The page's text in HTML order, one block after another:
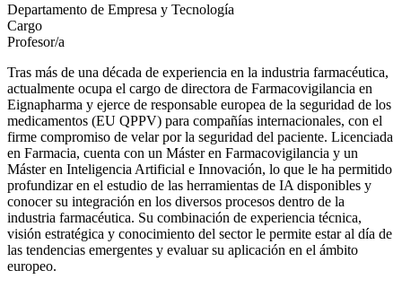
Departamento de Empresa y Tecnología
Cargo
Profesor/a
Tras más de una década de experiencia en la industria farmacéutica,
actualmente ocupa el cargo de directora de Farmacovigilancia en
Eignapharma y ejerce de responsable europea de la seguridad de los
medicamentos (EU QPPV) para compañías internacionales, con el
firme compromiso de velar por la seguridad del paciente. Licenciada
en Farmacia, cuenta con un Máster en Farmacovigilancia y un
Máster en Inteligencia Artificial e Innovación, lo que le ha permitido
profundizar en el estudio de las herramientas de IA disponibles y
conocer su integración en los diversos procesos dentro de la
industria farmacéutica. Su combinación de experiencia técnica,
visión estratégica y conocimiento del sector le permite estar al día de
las tendencias emergentes y evaluar su aplicación en el ámbito
europeo.